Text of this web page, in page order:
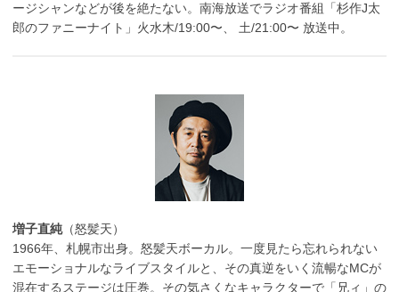
ージシャンなどが後を絶たない。南海放送でラジオ番組「杉作J太
郎のファニーナイト」火水木/19:00〜、 土/21:00〜 放送中。
増子直純（怒髪天）
1966年、札幌市出身。怒髪天ボーカル。一度見たら忘れられない
エモーショナルなライブスタイルと、その真逆をいく流暢なMCが
混在するステージは圧巻。その気さくなキャラクターで「兄ィ」の